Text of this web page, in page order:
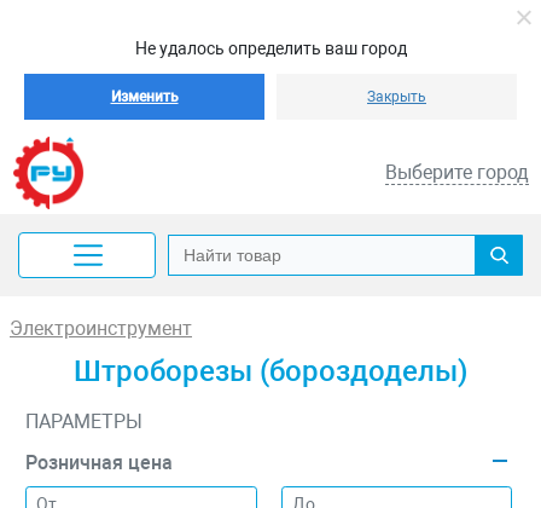
Не удалось определить ваш город
Изменить Закрыть
Выберите город
Электроинструмент
Штроборезы (бороздоделы)
ПАРАМЕТРЫ
Розничная цена